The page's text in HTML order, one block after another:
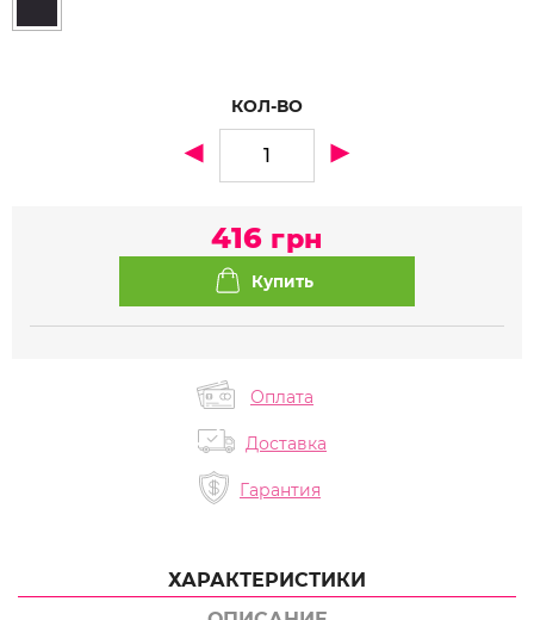
КОЛ-ВО
416 грн
Оплата
Доставка
Гарантия
ХАРАКТЕРИСТИКИ